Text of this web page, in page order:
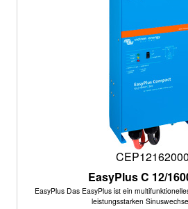
EasyPlus C 12/
EasyPlus Das EasyPlus ist ein
leistungsstarken